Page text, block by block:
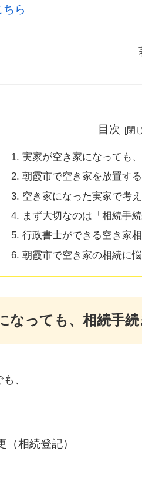
ら
目次
実家が空き家になっても
朝霞市で空き家を放置す
空き家になった実家で考
まず大切なのは「相続手
行政書士ができる空き家
朝霞市で空き家の相続に
なっても、相続手
、
相続登記）